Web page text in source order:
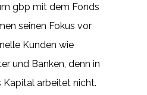
gbp mit dem Fonds
seinen Fokus vor
Kunden wie
und Banken, denn in
Kapital arbeitet nicht.